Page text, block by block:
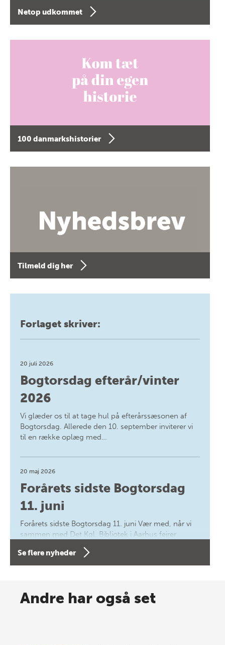
Netop udkommet
100 danmarkshistorier
Tilmeld dig her
Forlaget skriver:
20 juli 2026
Bogtorsdag efterår/vinter
2026
Vi glæder os til at tage hul på efterårssæsonen af
Bogtorsdag. Allerede den 10. september inviterer vi
til en række oplæg med…
20 maj 2026
Forårets sidste Bogtorsdag
11. juni
Forårets sidste Bogtorsdag 11. juni Vær med, når vi
sammen med Det Kgl. Bibliotek i Aarhus fejrer
forfatterne bag vores nyes…
Spar op til 70% til sommer-
Se flere nyheder
Andre har også set